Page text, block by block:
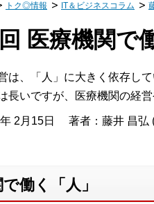
トク◎情報 IT＆ビジネスコラム
医療機関で
は、「人」に大きく依存し
長いですが、医療機関の経
2月15日 著者：藤井 昌弘
働く「人」